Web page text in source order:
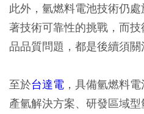
此外，氫燃料電池技術仍
著技術可靠性的挑戰，而
品品質問題，都是後續須關
至於台達電 ，具備氫燃料
產氫解決方案、研發區域型